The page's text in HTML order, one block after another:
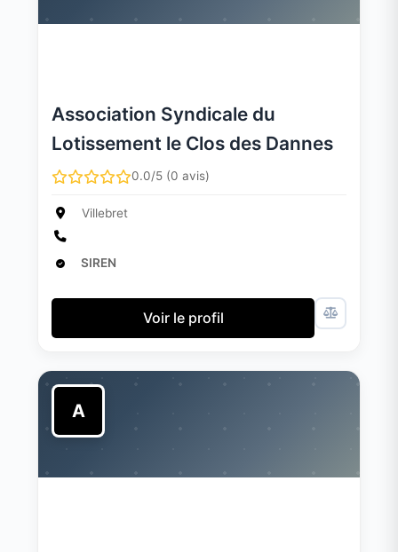
Association Syndicale du
Lotissement le Clos des Dannes
0.0/5 (0 avis)
Villebret
SIREN
Voir le profil
A